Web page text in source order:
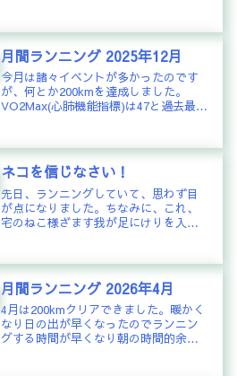
初にも目標とする10km1時間をついに
達成！VO2Max...
月間ランニング 2025年12月
今月は諸々イベントが多かったのです
が、何とか200kmを達成しました。
VO2Max(心肺機能指標)は47と過去最大
肺の酸素摂取機能が高まってきたこと
を実感していま...
ネコを信じなさい！
先日、ランニングしていて、思わず目
が点になりました。ちなみに、これ、
宅のねこ様ざます我が足にけりを入れ
ね創結マスター：元は神だったものを
改造したのか・・・真実やいかに？
月間ランニング 2026年4月
4月は200kmクリアできました。暖かく
なり日の出が早くなったのでランニン
グする時間が早くなり朝の時間的余裕